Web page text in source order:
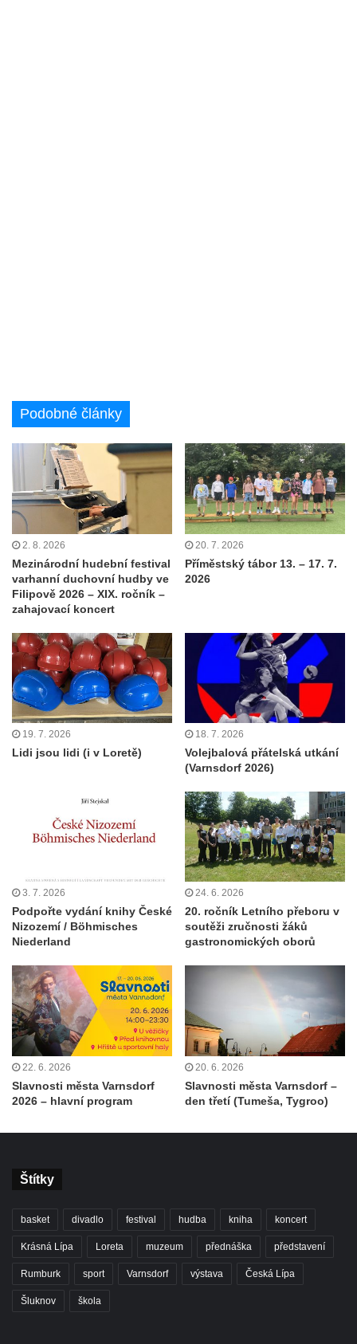
Podobné články
2. 8. 2026
Mezinárodní hudební festival
varhanní duchovní hudby ve
Filipově 2026 – XIX. ročník –
zahajovací koncert
20. 7. 2026
Příměstský tábor 13. – 17. 7.
2026
19. 7. 2026
Lidi jsou lidi (i v Loretě)
18. 7. 2026
Volejbalová přátelská utkání
(Varnsdorf 2026)
3. 7. 2026
Podpořte vydání knihy České
Nizozemí / Böhmisches
Niederland
24. 6. 2026
20. ročník Letního přeboru v
soutěži zručnosti žáků
gastronomických oborů
22. 6. 2026
Slavnosti města Varnsdorf
2026 – hlavní program
20. 6. 2026
Slavnosti města Varnsdorf –
den třetí (Tumeša, Tygroo)
Štítky
basket divadlo festival hudba kniha koncert
Krásná Lípa Loreta muzeum přednáška představení
Rumburk sport Varnsdorf výstava Česká Lípa
Šluknov škola